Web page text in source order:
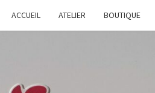
ACCUEIL ATELIER BOUTIQUE